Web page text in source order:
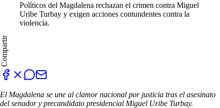
Políticos del Magdalena rechazan el crimen contra Miguel
Uribe Turbay y exigen acciones contundentes contra la
violencia.
Compartir
El Magdalena se une al clamor nacional por justicia tras el asesinato
del senador y precandidato presidencial Miguel Uribe Turbay.